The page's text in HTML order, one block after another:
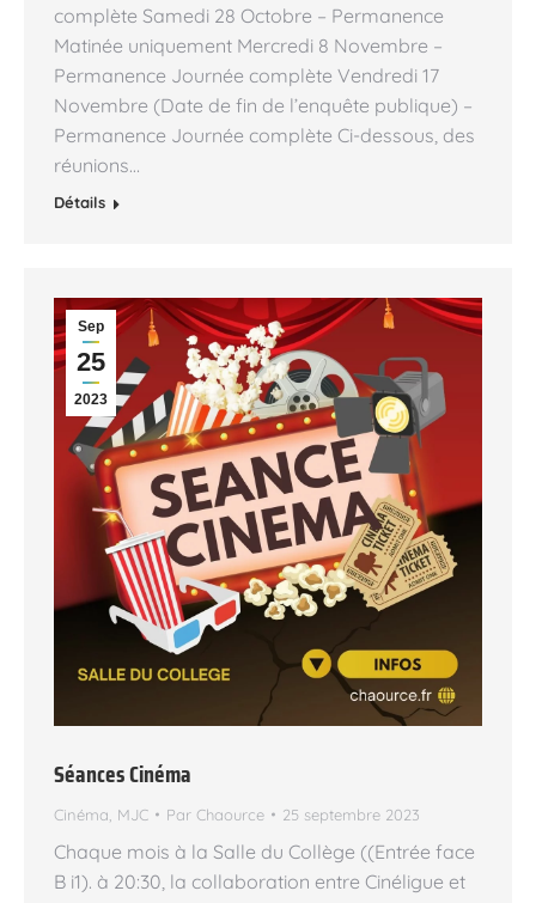
complète Samedi 28 Octobre – Permanence
Matinée uniquement Mercredi 8 Novembre –
Permanence Journée complète Vendredi 17
Novembre (Date de fin de l’enquête publique) –
Permanence Journée complète Ci-dessous, des
réunions…
Détails
Sep
25
2023
Séances Cinéma
Cinéma, MJC Par Chaource 25 septembre 2023
Chaque mois à la Salle du Collège ((Entrée face
B i1). à 20:30, la collaboration entre Cinéligue et